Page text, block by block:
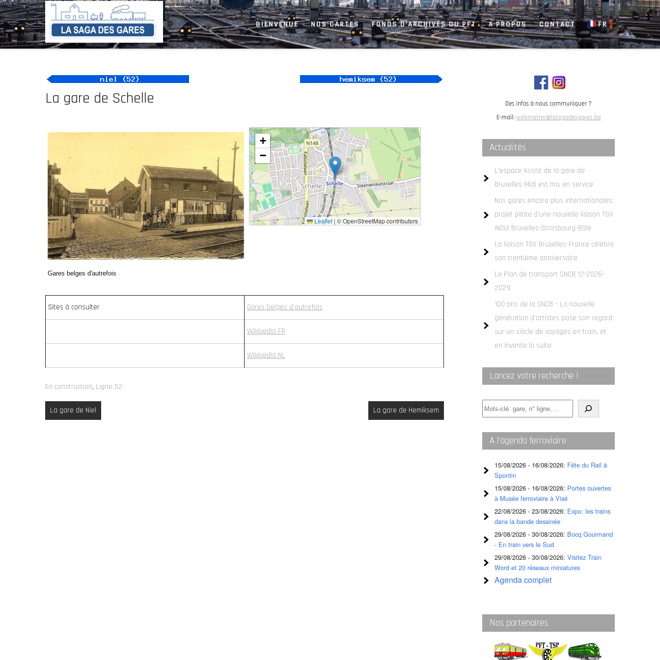
Skip
to
content
BIENVENUE NOS CARTES FONDS D’ARCHIVES DU PFT A PROPOS CONTACT FR
La gare de Schelle
Gares belges d'autrefois
+
−
Leaflet | © OpenStreetMap contributors
Sites à consulter Gares belges d’autrefois
Wikipedia FR
Wikipedia NL
En construction, Ligne 52
Navigation
de
La gare de Niel La gare de Hemiksem
Des infos à nous communiquer ?
E-mail: webmaster@lasagadesgares.be
Actualités
L’espace Assist de la gare de
Bruxelles-Midi est mis en service
Nos gares encore plus internationales:
projet pilote d’une nouvelle liaison TGV
INOUI Bruxelles-Strasbourg-Bâle
La liaison TGV Bruxelles-France célèbre
son trentième anniversaire
Le Plan de transport SNCB 12-2026-
2029
100 ans de la SNCB – La nouvelle
génération d’artistes pose son regard
sur un siècle de voyages en train, et
en invente la suite
Lancez votre recherche !
Quelle
ligne
ou
gare
cherchez-
vous
?
A l’agenda ferroviaire
15/08/2026 - 16/08/2026: Fête du Rail à
Spontin
15/08/2026 - 16/08/2026: Portes ouvertes
à Musée ferroviaire à Visé
22/08/2026 - 23/08/2026: Expo: les trains
dans la bande dessinée
29/08/2026 - 30/08/2026: Bocq Gourmand
- En train vers le Sud
29/08/2026 - 30/08/2026: Visitez Train
Word et 20 réseaux miniatures
Agenda complet
Nos partenaires